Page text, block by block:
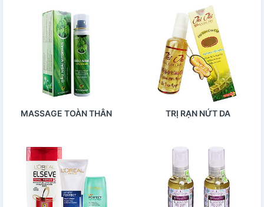
MASSAGE TOÀN THÂN TRỊ RẠN NỨT DA